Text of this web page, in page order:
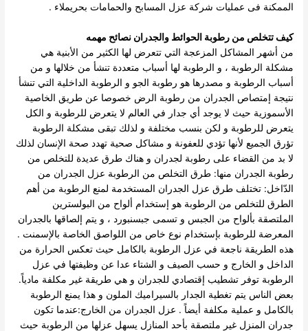
الممكنة فى عمليات شركة عزل المسابح والحمامات بحريملاء .
كيف تتخلص من رطوبة الحوائط والجدران نصائح مهمه
من أشهر المشاكل المزعجة التي تتعرض لها الكثير من الأبنية هي
مشكلة الرطوبة ، و الرطوبة لها أسباب متعددة تنشأ من خلالها و من
أسباب الرطوبة و مصدرها هو رطوبة الجو و الرطوبة الداخلية التي تنشأ
نتيجة إمتصاص الجدران من رطوبة الرض خصوصا عن طريق الخاصية
الأسموزية حيث لا يوجد أي جدار في العالم لا يتعرض للرطوبة و الكل
يتعرض للرطوبة و لكن بنسب مختلفة و لذلك تبقى مشكلة الرطوبة
تؤرق الجميع لأنها تؤدي للعفونة و مشاكل صحية تهدد صحة الإنسان لذلك
لا بد من القضاء على رطوبة لجدران و هناك طرق عديدة للتخلص من
رطوبة الجدران منها: طرق التخلص من الرطوبة عزل الجدران من
الدّاخل: تختلف طرق عزل الجدران المستخدمة لمنع الرطوبة من أهم
الطرق للتخلص من الرطوبة هو إستخدام ألواح من البولسترين
الملتصقة بألواح من الجبس و تسمى جبسنبورد ، و يتم إلصاقها بالجدران
المعرضة للرطوبة بإستخدام نوع خاص من اللواصق الخاصة بالإسمنت .
هذه الطريقة ناجعة في عزل الرطوبة بالكامل حيث تعكس الحرارة من
الداخل و الخارج و حسب الصيف و الشتاء عدا عن وظيفتها في عزل
الرطوبة توفر تشطيب إقتصادي للجدران و هي طريقة غير مكلفة مادياً.
بعض الناس يتم تغطية الجدار بالسيراميك الملون و هذا يمنع الرطوبة
بالكامل و عملية مكلفة أيضاً . عزل الجدران من الخارج:عندما تكون
جدران المنزل غير ملتصقة بأحد المنازل يسهل عزلها من الرطوبة حيث